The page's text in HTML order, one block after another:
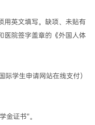
用英文填写。缺项、未贴有
医院签字盖章的《外国人体
学生申请网站在线支付）
金证书”。